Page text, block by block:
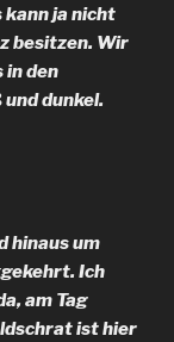
kann ja nicht
besitzen. Wir
in den
dunkel.
hinaus um
Ich
am Tag
ist hier